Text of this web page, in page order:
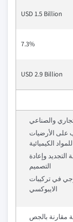
USD 1.5 Billion
7.3%
USD 2.9 Billion
والصناعي
على الأرضيات
الكيميائية
التجديد وإعادة
التصميم
في تركيبات
الايبوكسي
مقارنة بالجص